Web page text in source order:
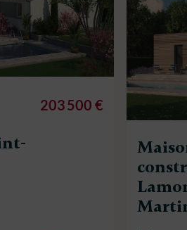
203 500 €